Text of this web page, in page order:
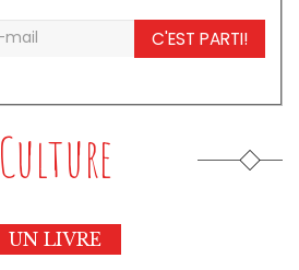
C'EST PARTI!
Culture
UN LIVRE